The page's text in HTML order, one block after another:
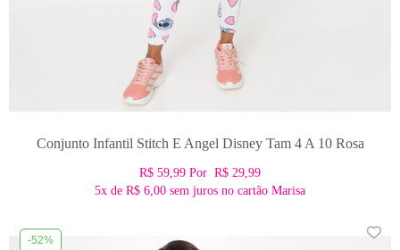
Conjunto Infantil Stitch E Angel Disney Tam 4 A 10 Rosa
R$ 59,99 Por R$ 29,99
5x de R$ 6,00 sem juros no cartão Marisa
-52%